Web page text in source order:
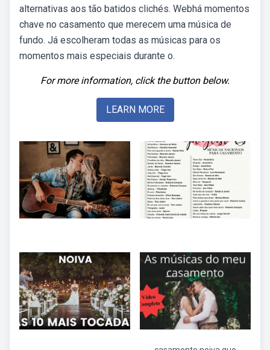
alternativas aos tão batidos clichés. Webhá momentos
chave no casamento que merecem uma música de
fundo. Já escolheram todas as músicas para os
momentos mais especiais durante o.
For more information, click the button below.
LEARN MORE